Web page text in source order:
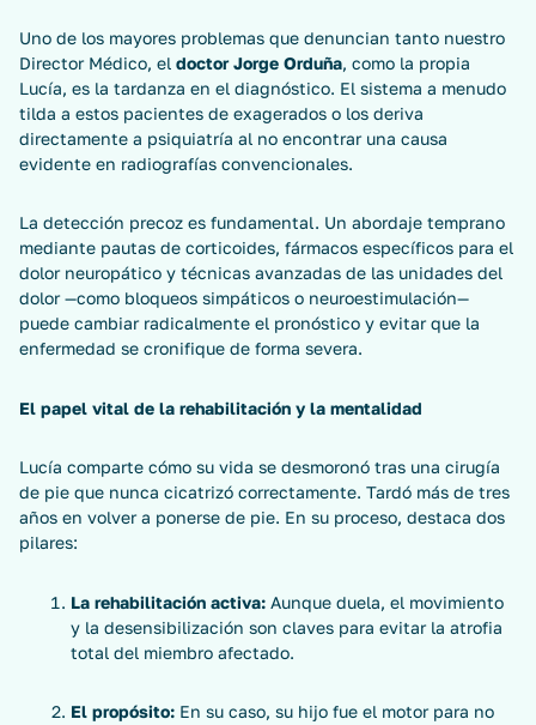
Uno de los mayores problemas que denuncian tanto nuestro
Director Médico, el doctor Jorge Orduña, como la propia
Lucía, es la tardanza en el diagnóstico. El sistema a menudo
tilda a estos pacientes de exagerados o los deriva
directamente a psiquiatría al no encontrar una causa
evidente en radiografías convencionales.
La detección precoz es fundamental. Un abordaje temprano
mediante pautas de corticoides, fármacos específicos para el
dolor neuropático y técnicas avanzadas de las unidades del
dolor —como bloqueos simpáticos o neuroestimulación—
puede cambiar radicalmente el pronóstico y evitar que la
enfermedad se cronifique de forma severa.
El papel vital de la rehabilitación y la mentalidad
Lucía comparte cómo su vida se desmoronó tras una cirugía
de pie que nunca cicatrizó correctamente. Tardó más de tres
años en volver a ponerse de pie. En su proceso, destaca dos
pilares:
La rehabilitación activa:Aunque duela, el movimiento
y la desensibilización son claves para evitar la atrofia
total del miembro afectado.
El propósito:En su caso, su hijo fue el motor para no